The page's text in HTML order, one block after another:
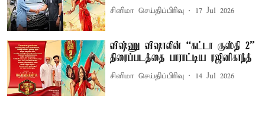
சினிமா செய்திப்பிரிவு 17 Jul 2026
விஷ்ணு விஷாலின் “கட்டா குஸ்தி 2”
திரைப்படத்தை பாராட்டிய ரஜினிகாந்த்
சினிமா செய்திப்பிரிவு 14 Jul 2026